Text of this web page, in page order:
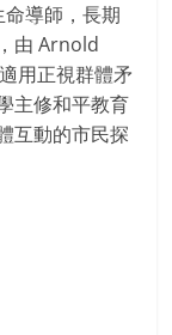
導師，長期
由 Arnold
用正視群體矛
主修和平教育
互動的市民探